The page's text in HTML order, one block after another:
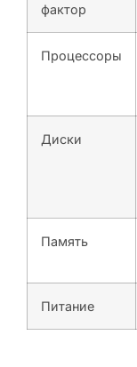
фактор
Процессоры
Диски
Память
Питание